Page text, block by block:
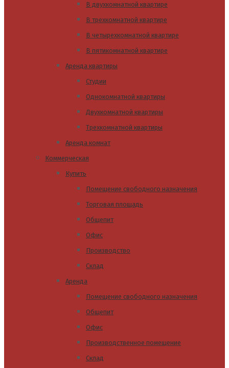
В двухкомнатной квартире
В трехкомнатной квартире
В четырехкомнатной квартире
В пятикомнатной квартире
Аренда квартиры
Студии
Однокомнатной квартиры
Двухкомнатной квартиры
Трехкомнатной квартиры
Аренда комнат
Коммерческая
Купить
Помещение свободного назначения
Торговая площадь
Общепит
Офис
Производство
Склад
Аренда
Помещение свободного назначения
Общепит
Офис
Производственное помещение
Склад